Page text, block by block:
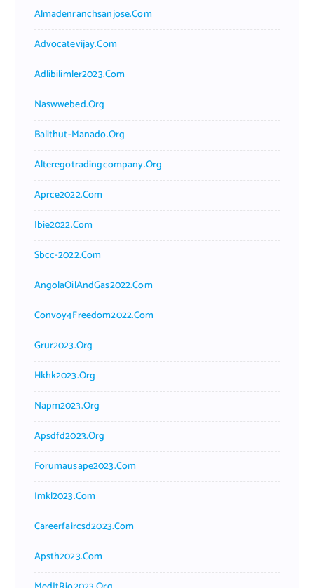
Almadenranchsanjose.com
Advocatevijay.com
Adlibilimler2023.com
Naswwebed.org
Balithut-Manado.org
Alteregotradingcompany.org
Aprce2022.com
Ibie2022.com
Sbcc-2022.com
AngolaOilAndGas2022.com
Convoy4Freedom2022.com
Grur2023.org
Hkhk2023.org
Napm2023.org
Apsdfd2023.org
Forumausape2023.com
Imkl2023.com
Careerfaircsd2023.com
Apsth2023.com